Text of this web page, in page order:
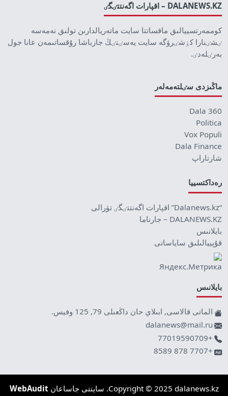
DALANEWS.KZ – اقپارات اگەنتتٸگٸ
كوممەرتسييالىق ماقساتتا سايت ماتەريالدارىن تولىق نەمەسە
ٸشٸنارا كٶشٸرۋگە سايت يەسٸنٸڭ جازباشا رۇقساتىمەن عانا جول
بەرٸلەدٸ.
ماڭىزدى سٸلتەمەلەر
Dala 360
Politica
Vox Populi
Dala Finance
شارتاراپ
رەداكتسييا
“Dalanews.kz” اقپارات اگەنتتٸگٸ تۋرالى
DALANEWS.KZ – جارناما
بايلانىس
قۇپييالىلىق ساياساتى
بايلانىس
الماتى قالاسى, ابىلاي حان داڭعىلى 79, 125 وفيس.
dalanews@mail.ru
+77019590709
+7707 878 8589
Copyright © 2025 dalanews.kz. سايتتى جاساعان WebAudit